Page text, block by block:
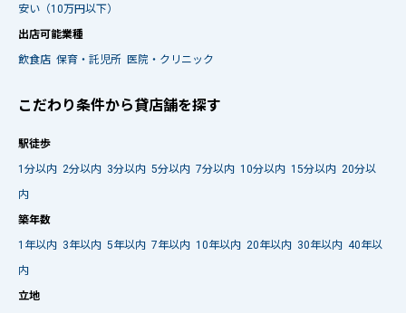
安い（10万円以下）
出店可能業種
飲食店 保育・託児所 医院・クリニック
こだわり条件から貸店舗を探す
駅徒歩
1分以内 2分以内 3分以内 5分以内 7分以内 10分以内 15分以内 20分以
内
築年数
1年以内 3年以内 5年以内 7年以内 10年以内 20年以内 30年以内 40年以
内
立地